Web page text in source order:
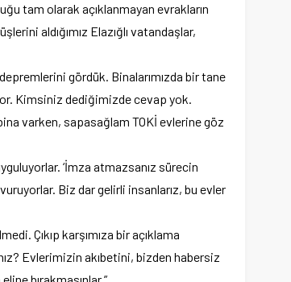
tam olarak açıklanmayan evrakların
aldığımız Elazığlı vatandaşlar,
gördük. Binalarımızda bir tane
Kimsiniz dediğimizde cevap yok.
varken, sapasağlam TOKİ evlerine göz
‘İmza atmazsanız sürecin
Biz dar gelirli insanlarız, bu evler
Çıkıp karşımıza bir açıklama
Evlerimizin akıbetini, bizden habersiz